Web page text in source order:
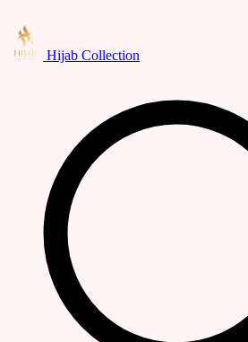
Hijab Collection